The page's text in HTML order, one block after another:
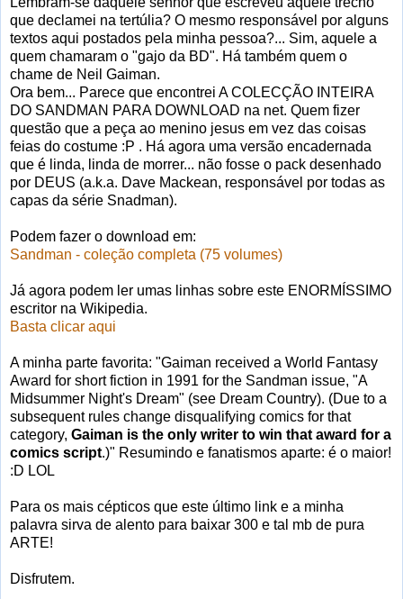
que declamei na tertúlia? O mesmo responsável por alguns
textos aqui postados pela minha pessoa?... Sim, aquele a
quem chamaram o "gajo da BD". Há também quem o
chame de Neil Gaiman.
Ora bem... Parece que encontrei A COLECÇÃO INTEIRA
DO SANDMAN PARA DOWNLOAD na net. Quem fizer
questão que a peça ao menino jesus em vez das coisas
feias do costume :P . Há agora uma versão encadernada
que é linda, linda de morrer... não fosse o pack desenhado
por DEUS (a.k.a. Dave Mackean, responsável por todas as
capas da série Snadman).
Podem fazer o download em:
Sandman - coleção completa (75 volumes)
Já agora podem ler umas linhas sobre este ENORMÍSSIMO
escritor na Wikipedia.
Basta clicar aqui
A minha parte favorita: "Gaiman received a World Fantasy
Award for short fiction in 1991 for the Sandman issue, "A
Midsummer Night's Dream" (see Dream Country). (Due to a
subsequent rules change disqualifying comics for that
category, Gaiman is the only writer to win that award for a
comics script.)" Resumindo e fanatismos aparte: é o maior!
:D LOL
Para os mais cépticos que este último link e a minha
palavra sirva de alento para baixar 300 e tal mb de pura
ARTE!
Disfrutem.